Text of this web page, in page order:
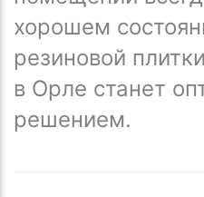
хорошем
резиновой
в Орле станет
решением.